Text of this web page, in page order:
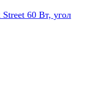
60 Вт, угол